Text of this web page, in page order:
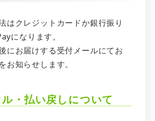
はクレジットカードか銀行振り
になります。
にお届けする受付メールにてお
お知らせします。
・払い戻しについて